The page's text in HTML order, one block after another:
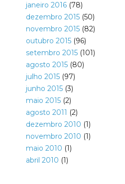
janeiro 2016(78)
dezembro 2015(50)
novembro 2015(82)
outubro 2015(96)
setembro 2015(101)
agosto 2015(80)
julho 2015(97)
junho 2015(3)
maio 2015(2)
agosto 2011 (2)
dezembro 2010 (1)
novembro 2010 (1)
maio 2010 (1)
abril 2010 (1)